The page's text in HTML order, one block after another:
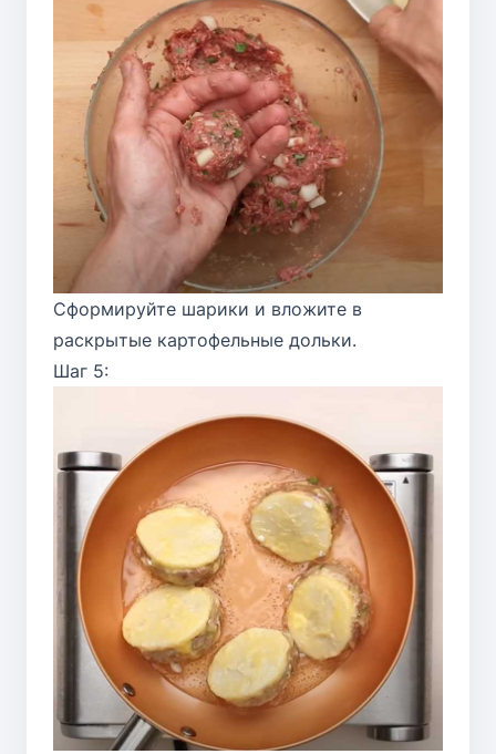
Сформируйте шарики и вложите в
раскрытые картофельные дольки.
Шаг 5: